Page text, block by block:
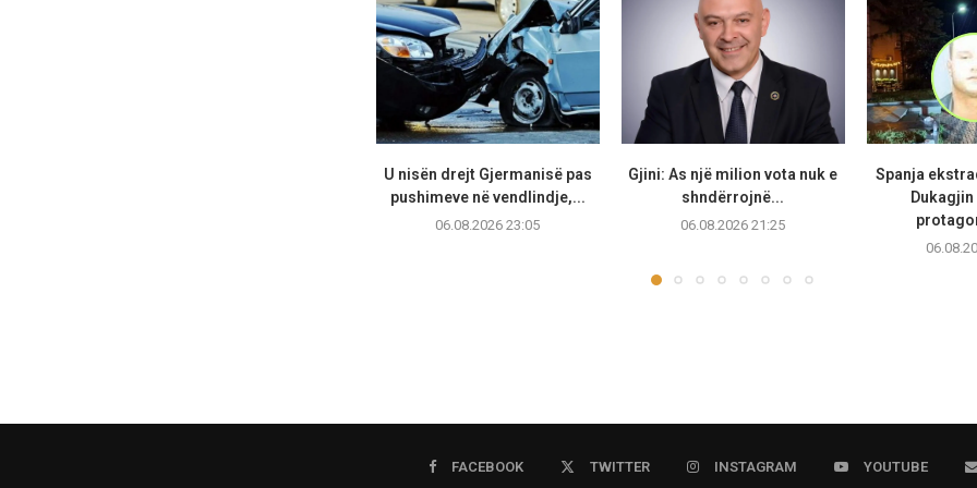
U nisën drejt Gjermanisë pas
pushimeve në vendlindje,...
06.08.2026 23:05
Gjini: As një milion vota nuk e
shndërrojnë...
06.08.2026 21:25
Spanja
FACEBOOK TWITTER INSTAGRAM YOUTUBE